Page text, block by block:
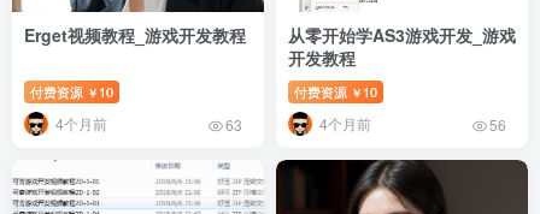
Erget视频教程_游戏开发教程
付费资源 ￥ 10
4个月前 63
从零开始学AS3游戏开发_游戏
开发教程
付费资源 ￥ 10
4个月前 56